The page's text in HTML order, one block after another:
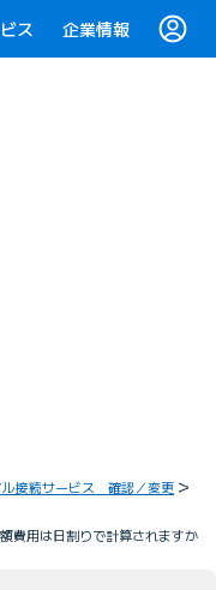
ス 企業情報
ル接続サービス 確認／変更
費用は日割りで計算されますか